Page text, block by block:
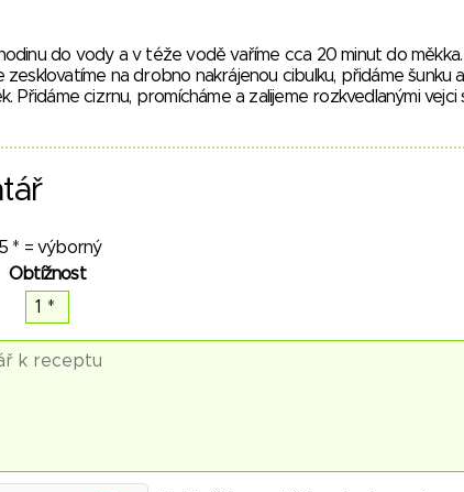
do vody a v téže vodě vaříme cca 20 minut do
na drobno nakrájenou cibulku, přidáme šunku a
Přidáme cizrnu, promícháme a zalijeme rozkvedlanými vejci
* = výborný
Obtížnost